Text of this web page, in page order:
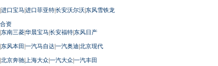
|进口宝马|进口菲亚特|长安沃尔沃|东风雪铁龙
合资
|东南三菱|华晨宝马|长安福特|东风日产
|东风本田 |一汽马自达|一汽奥迪|北京现代
|北京奔驰| 上海大众|一汽大众|一汽丰田